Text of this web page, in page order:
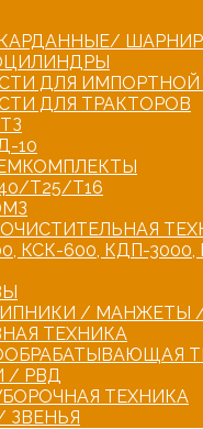
ДЛЯ ИМПОРТНОЙ
ДЛЯ ТРАКТОРОВ
10
Т25/Т16
КСК-600, КДП-3000,
/ МАНЖЕТЫ
ТЕХНИКА
/ РВД
ТЕХНИКА
ЗВЕНЬЯ